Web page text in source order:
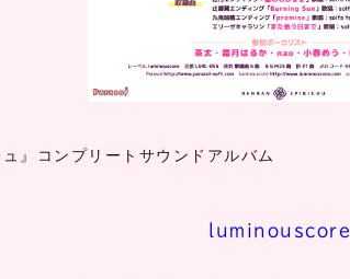
』コンプリートサウンドアルバム
luminouscore